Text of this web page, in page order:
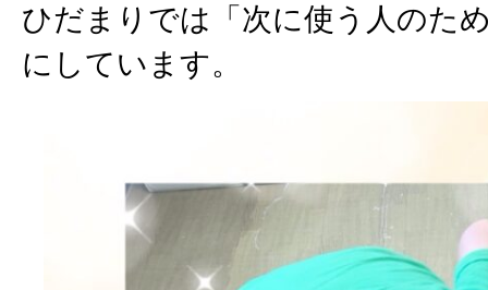
ひだまりでは「次に使う人のた
にしています。